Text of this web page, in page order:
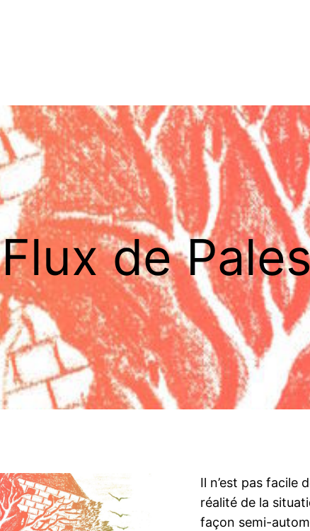
Flux de
Il n’est pas facile
réalité de la
façon semi-